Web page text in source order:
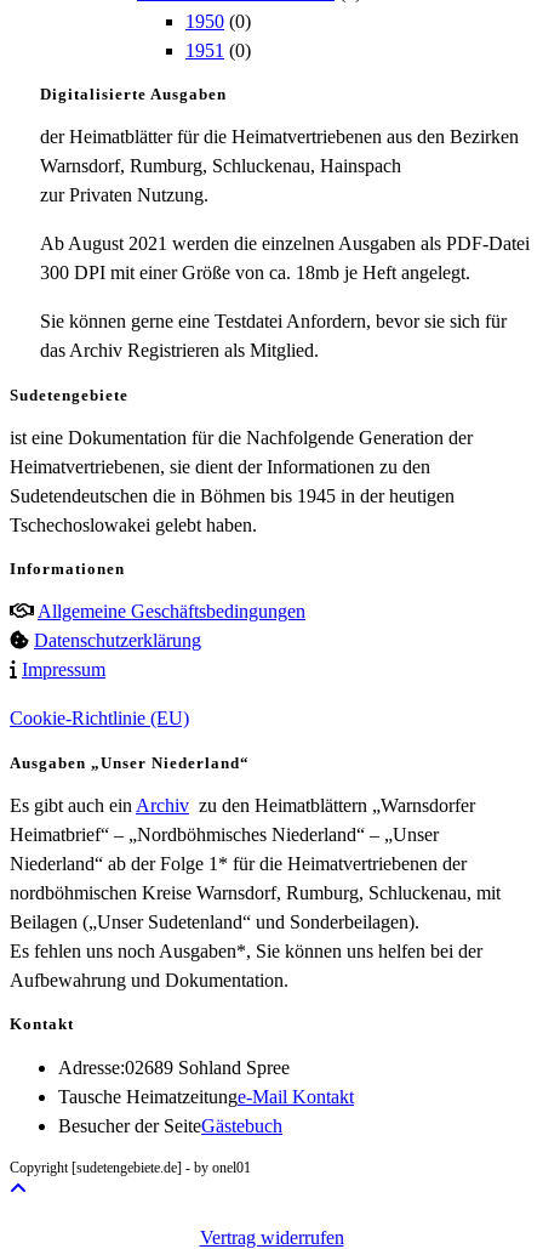
1950 (0)
1951 (0)
Digitalisierte Ausgaben
der Heimatblätter für die Heimatvertriebenen aus den Bezirken
Warnsdorf, Rumburg, Schluckenau, Hainspach
zur Privaten Nutzung.
Ab August 2021 werden die einzelnen Ausgaben als PDF-Datei
300 DPI mit einer Größe von ca. 18mb je Heft angelegt.
Sie können gerne eine Testdatei Anfordern, bevor sie sich für
das Archiv Registrieren als Mitglied.
Sudetengebiete
ist eine Dokumentation für die Nachfolgende Generation der
Heimatvertriebenen, sie dient der Informationen zu den
Sudetendeutschen die in Böhmen bis 1945 in der heutigen
Tschechoslowakei gelebt haben.
Informationen
Allgemeine Geschäftsbedingungen
Datenschutzerklärung
Impressum
Cookie-Richtlinie (EU)
Ausgaben „Unser Niederland“
Es gibt auch ein Archiv zu den Heimatblättern „Warnsdorfer
Heimatbrief“ – „Nordböhmisches Niederland“ – „Unser
Niederland“ ab der Folge 1* für die Heimatvertriebenen der
nordböhmischen Kreise Warnsdorf, Rumburg, Schluckenau, mit
Beilagen („Unser Sudetenland“ und Sonderbeilagen).
Es fehlen uns noch Ausgaben*, Sie können uns helfen bei der
Aufbewahrung und Dokumentation.
Kontakt
Adresse:02689 Sohland Spree
Tausche Heimatzeitunge-Mail KontaktOpens
Besucher der SeiteGästebuch
Copyright [sudetengebiete.de] - by onel01
Vertrag widerrufen